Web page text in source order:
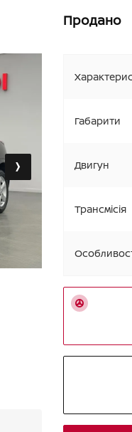
›
Продано
Габарити
Двигун
Трансмісія